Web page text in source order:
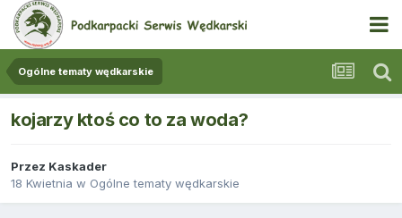
Ogólne tematy wędkarskie
kojarzy ktoś co to za woda?
Przez Kaskader
18 Kwietnia w Ogólne tematy wędkarskie